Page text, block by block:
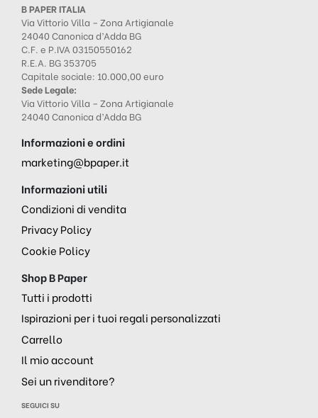
B PAPER ITALIA
Via Vittorio Villa – Zona Artigianale
24040 Canonica d’Adda BG
C.F. e P.IVA 03150550162
R.E.A. BG 353705
Capitale sociale: 10.000,00 euro
Sede Legale:
Via Vittorio Villa – Zona Artigianale
24040 Canonica d’Adda BG
Informazioni e ordini
marketing@bpaper.it
Informazioni utili
Condizioni di vendita
Privacy Policy
Cookie Policy
Shop B Paper
Tutti i prodotti
Ispirazioni per i tuoi regali personalizzati
Carrello
Il mio account
Sei un rivenditore?
SEGUICI SU